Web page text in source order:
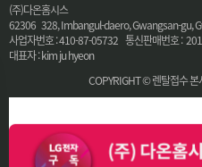
(주)다온홈시스
62306 328, Imbangul-daero, Gwangsan-gu,
사업자번호 : 410-87-05732 통신판매번호 :
대표자 : kim ju hyeon
COPYRIGHT © 렌탈접수